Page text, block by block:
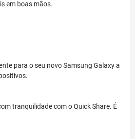
em boas mãos.
para o seu novo Samsung Galaxy a
tranquilidade com o Quick Share. É